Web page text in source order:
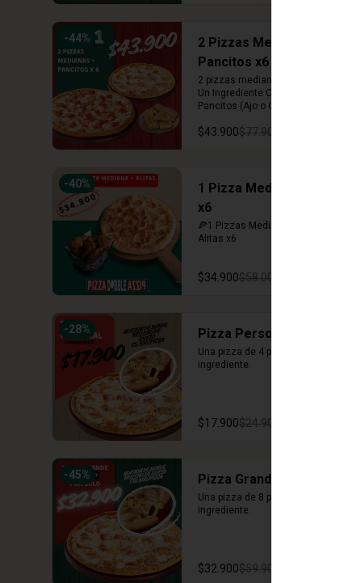
-44%
2 Pizzas Medianas +
Pancitos x6
2 pizzas medianas (12 porciones)
Un Ingrediente Cada Una +
Pancitos (Ajo o Cinnamon)
$43.900$77.900
-40%
1 Pizza Mediana + Alitas
x6
🍕1 Pizzas Mediana 1 ingrediente +
Alitas x6
$34.900$58.000
-28% Pizza Personal
Una pizza de 4 porciones con un
ingrediente.
$17.900$24.900
-45% Pizza Grande
Una pizza de 8 porciones con un
ingrediente.
$32.900$59.900